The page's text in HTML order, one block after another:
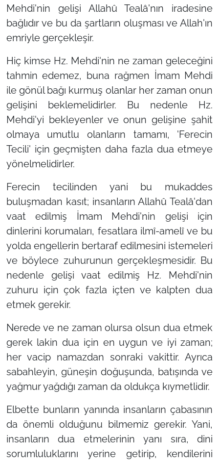
Mehdi'nin gelişi Allahû Tealâ'nın iradesine
bağlıdır ve bu da şartların oluşması ve Allah'ın
emriyle gerçekleşir.
Hiç kimse Hz. Mehdi'nin ne zaman geleceğini
tahmin edemez, buna rağmen İmam Mehdi
ile gönül bağı kurmuş olanlar her zaman onun
gelişini beklemelidirler. Bu nedenle Hz.
Mehdi'yi bekleyenler ve onun gelişine şahit
olmaya umutlu olanların tamamı, 'Ferecin
Tecili' için geçmişten daha fazla dua etmeye
yönelmelidirler.
Ferecin tecilinden yani bu mukaddes
buluşmadan kasıt; insanların Allahû Tealâ'dan
vaat edilmiş İmam Mehdi'nin gelişi için
dinlerini korumaları, fesatlara ilmî-amelî ve bu
yolda engellerin bertaraf edilmesini istemeleri
ve böylece zuhurunun gerçekleşmesidir. Bu
nedenle gelişi vaat edilmiş Hz. Mehdi'nin
zuhuru için çok fazla içten ve kalpten dua
etmek gerekir.
Nerede ve ne zaman olursa olsun dua etmek
gerek lakin dua için en uygun ve iyi zaman;
her vacip namazdan sonraki vakittir. Ayrıca
sabahleyin, güneşin doğuşunda, batışında ve
yağmur yağdığı zaman da oldukça kıymetlidir.
Elbette bunların yanında insanların çabasının
da önemli olduğunu bilmemiz gerekir. Yani,
insanların dua etmelerinin yanı sıra, dini
sorumluluklarını yerine getirip, kendilerini